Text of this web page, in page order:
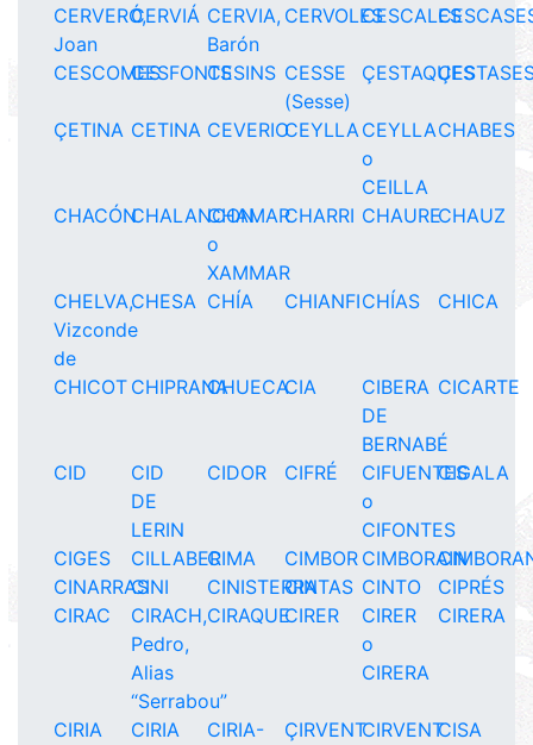
CERVERÓ,
Joan
CERVIÁ CERVIA,
Barón
CERVOLESCESCALES
CESCOMESCESFONTSCESINS CESSE
(Sesse)
ÇESTAQUES
ÇETINA CETINA CEVERIOCEYLLACEYLLA
o
CEILLA
CHABES
CHACÓNCHALANCON
CHAMAR
o
XAMMAR
CHARRI CHAURECHAUZ
CHELVA,
Vizconde
de
CHESA CHÍA CHIANFICHÍAS CHICA
CHICOT CHIPRANACHUECACIA
CIBERA
DE
BERNABÉ
CICARTE
CID
CID
DE
LERIN
CIDOR CIFRÉ
CIFUENTES
o
CIFONTES
CIGALA
CIGES CILLABERCIMA CIMBOR CIMBORAIN
CINARRASCINI CINISTERRACINTAS CINTO
CIPRÉS
CIRAC
CIRACH,
Pedro,
Alias
“Serrabou”
CIRAQUECIRER
CIRER
o
CIRERA
CIRERA
CIRIA CIRIA
CIRIA-
ÇIRVENTCIRVENTCISA